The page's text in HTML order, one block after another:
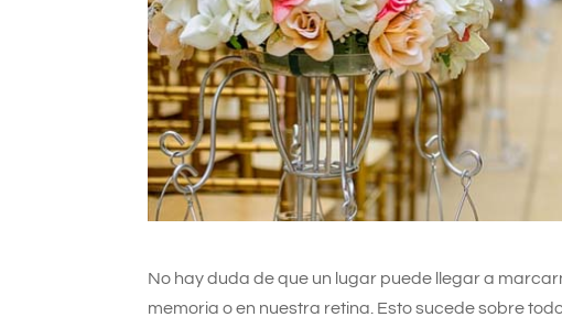
No hay duda de que un lugar puede llegar a
memoria o en nuestra retina. Esto sucede sobre